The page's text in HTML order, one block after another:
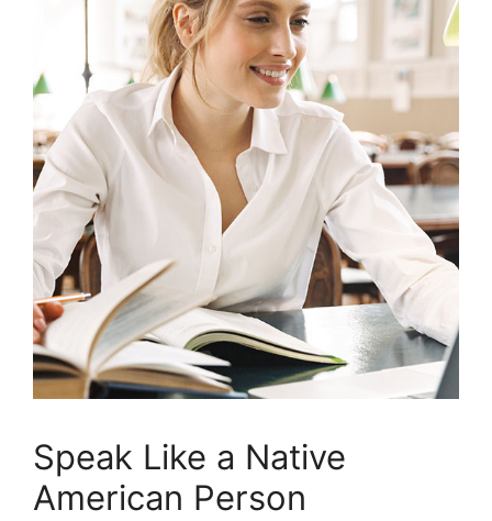
Speak Like a Native
American Person